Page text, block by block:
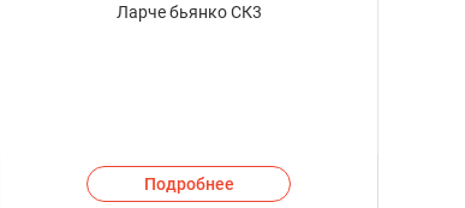
Ларче бьянко СК3
Подробнее